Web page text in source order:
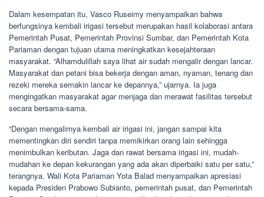
Dalam kesempatan itu, Vasco Ruseimy menyampaikan bahwa
berfungsinya kembali irigasi tersebut merupakan hasil kolaborasi antara
Pemerintah Pusat, Pemerintah Provinsi Sumbar, dan Pemerintah Kota
Pariaman dengan tujuan utama meningkatkan kesejahteraan
masyarakat. “Alhamdulillah saya lihat air sudah mengalir dengan lancar.
Masyarakat dan petani bisa bekerja dengan aman, nyaman, tenang dan
rezeki mereka semakin lancar ke depannya,” ujarnya. Ia juga
mengingatkan masyarakat agar menjaga dan merawat fasilitas tersebut
secara bersama-sama.
“Dengan mengalirnya kembali air irigasi ini, jangan sampai kita
mementingkan diri sendiri tanpa memikirkan orang lain sehingga
menimbulkan keributan. Jaga dan rawat bersama irigasi ini, mudah-
mudahan ke depan kekurangan yang ada akan diperbaiki satu per satu,”
terangnya. Wali Kota Pariaman Yota Balad menyampaikan apresiasi
kepada Presiden Prabowo Subianto, pemerintah pusat, dan Pemerintah